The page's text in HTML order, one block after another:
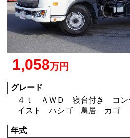
1,058万円
グレード
４ｔ ＡＷＤ 寝台付き コン
イスト ハシゴ 鳥居 カゴ
年式